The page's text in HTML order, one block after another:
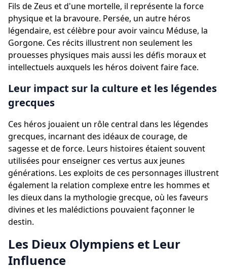
Fils de Zeus et d'une mortelle, il représente la force
physique et la bravoure. Persée, un autre héros
légendaire, est célèbre pour avoir vaincu Méduse, la
Gorgone. Ces récits illustrent non seulement les
prouesses physiques mais aussi les défis moraux et
intellectuels auxquels les héros doivent faire face.
Leur impact sur la culture et les légendes
grecques
Ces héros jouaient un rôle central dans les légendes
grecques, incarnant des idéaux de courage, de
sagesse et de force. Leurs histoires étaient souvent
utilisées pour enseigner ces vertus aux jeunes
générations. Les exploits de ces personnages illustrent
également la relation complexe entre les hommes et
les dieux dans la mythologie grecque, où les faveurs
divines et les malédictions pouvaient façonner le
destin.
Les Dieux Olympiens et Leur
Influence